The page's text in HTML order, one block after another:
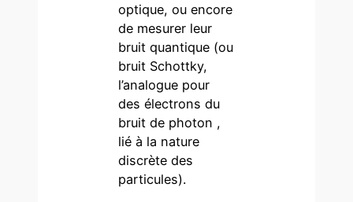
optique, ou encore
de mesurer leur
bruit quantique (ou
bruit Schottky,
l’analogue pour
des électrons du
bruit de photon ,
lié à la nature
discrète des
particules).